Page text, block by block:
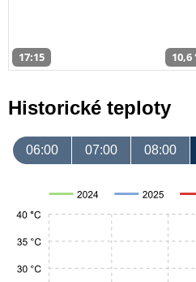
17:15 10,6
Historické teploty
06:00 07:00 08:00